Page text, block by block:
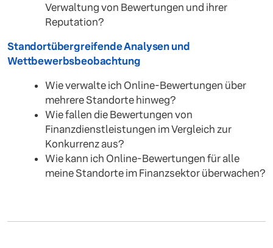
Verwaltung von Bewertungen und ihrer
Reputation?
Standortübergreifende Analysen und
Wettbewerbsbeobachtung
Wie verwalte ich Online-Bewertungen über
mehrere Standorte hinweg?
Wie fallen die Bewertungen von
Finanzdienstleistungen im Vergleich zur
Konkurrenz aus?
Wie kann ich Online-Bewertungen für alle
meine Standorte im Finanzsektor überwachen?